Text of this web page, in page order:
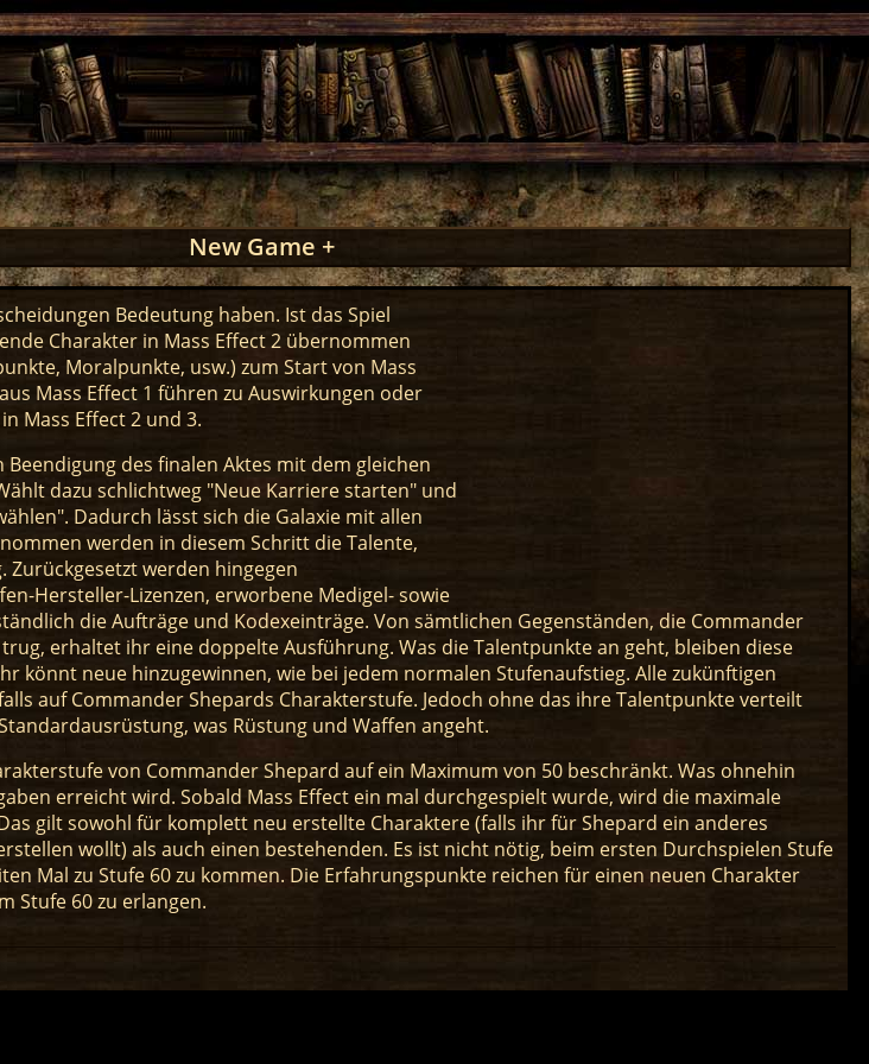
New Game +
Bedeutung haben. Ist das Spiel
Charakter in Mass Effect 2 übernommen
Moralpunkte, usw.) zum Start von Mass
Mass Effect 1 führen zu Auswirkungen oder
Mass Effect 2 und 3.
Beendigung des finalen Aktes mit dem gleichen
dazu schlichtweg "Neue Karriere starten" und
Dadurch lässt sich die Galaxie mit allen
werden in diesem Schritt die Talente,
Zurückgesetzt werden hingegen
Hersteller-Lizenzen, erworbene Medigel- sowie
die Aufträge und Kodexeinträge. Von sämtlichen Gegenständen, die Commander
erhaltet ihr eine doppelte Ausführung. Was die Talentpunkte an geht, bleiben diese
könnt neue hinzugewinnen, wie bei jedem normalen Stufenaufstieg. Alle zukünftigen
auf Commander Shepards Charakterstufe. Jedoch ohne das ihre Talentpunkte verteilt
was Rüstung und Waffen angeht.
von Commander Shepard auf ein Maximum von 50 beschränkt. Was ohnehin
erreicht wird. Sobald Mass Effect ein mal durchgespielt wurde, wird die maximale
gilt sowohl für komplett neu erstellte Charaktere (falls ihr für Shepard ein anderes
wollt) als auch einen bestehenden. Es ist nicht nötig, beim ersten Durchspielen Stufe
Mal zu Stufe 60 zu kommen. Die Erfahrungspunkte reichen für einen neuen Charakter
Stufe 60 zu erlangen.